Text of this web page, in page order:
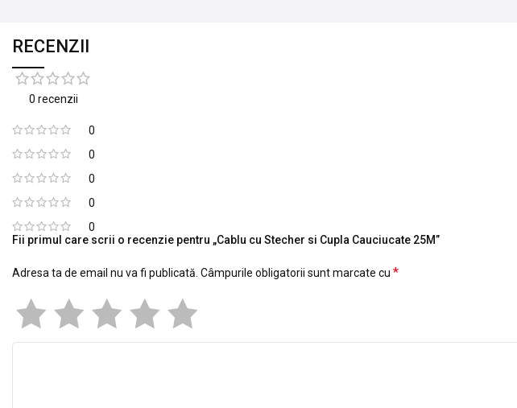
RECENZII
0 recenzii
0
0
0
0
0
Fii primul care scrii o recenzie pentru „Cablu cu Stecher si Cupla Cauciucate 25M”
Adresa ta de email nu va fi publicată. Câmpurile obligatorii sunt marcate cu *